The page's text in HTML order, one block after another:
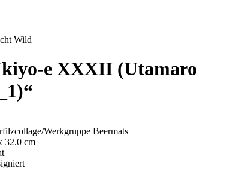
Wild
e XXXII (Utamaro
“
Werkgruppe Beermats
32.0 cm